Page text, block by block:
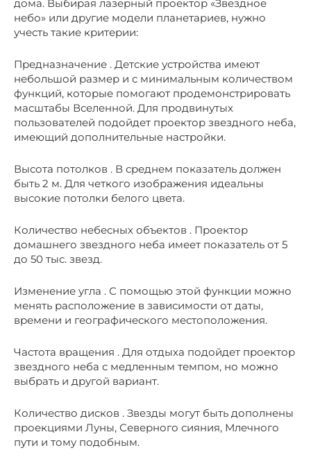
дома. Выбирая лазерный проектор «Звездное
небо» или другие модели планетариев, нужно
учесть такие критерии:
Предназначение . Детские устройства имеют
небольшой размер и с минимальным количеством
функций, которые помогают продемонстрировать
масштабы Вселенной. Для продвинутых
пользователей подойдет проектор звездного неба,
имеющий дополнительные настройки.
Высота потолков . В среднем показатель должен
быть 2 м. Для четкого изображения идеальны
высокие потолки белого цвета.
Количество небесных объектов . Проектор
домашнего звездного неба имеет показатель от 5
до 50 тыс. звезд.
Изменение угла . С помощью этой функции можно
менять расположение в зависимости от даты,
времени и географического местоположения.
Частота вращения . Для отдыха подойдет проектор
звездного неба с медленным темпом, но можно
выбрать и другой вариант.
Количество дисков . Звезды могут быть дополнены
проекциями Луны, Северного сияния, Млечного
пути и тому подобным.